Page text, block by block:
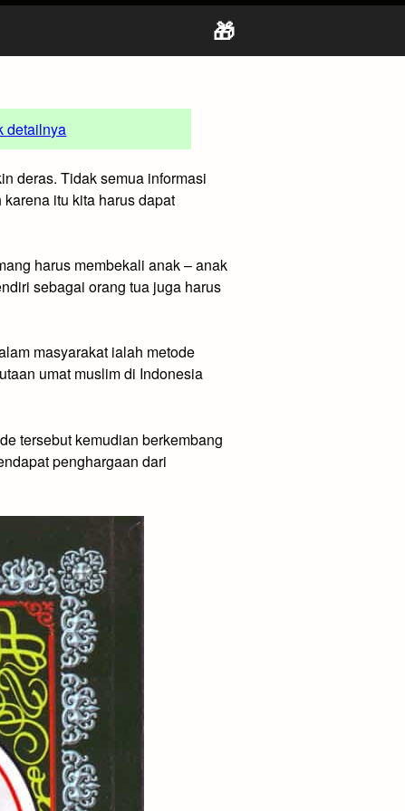
🎁
detailnya
deras. Tidak semua informasi
itu kita harus dapat
harus membekali anak – anak
sebagai orang tua juga harus
masyarakat ialah metode
umat muslim di Indonesia
tersebut kemudian berkembang
penghargaan dari